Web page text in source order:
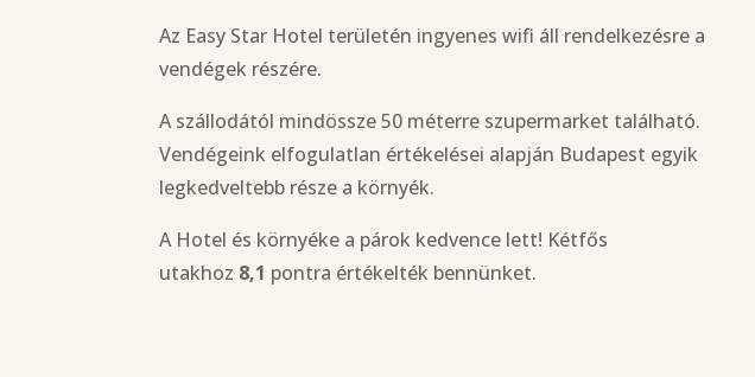
Az Easy Star Hotel területén ingyenes wifi áll rendelkezésre a
vendégek részére.
A szállodától mindössze 50 méterre szupermarket található.
Vendégeink elfogulatlan értékelései alapján Budapest egyik
legkedveltebb része a környék.
A Hotel és környéke a párok kedvence lett! Kétfős
utakhoz 8,1 pontra értékelték bennünket.